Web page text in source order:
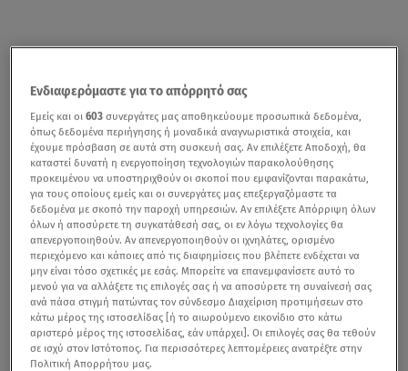
Ενδιαφερόμαστε για το απόρρητό σας
Εμείς και οι603 συνεργάτες μας αποθηκεύουμε προσωπικά δεδομένα,
όπως δεδομένα περιήγησης ή μοναδικά αναγνωριστικά στοιχεία, και
έχουμε πρόσβαση σε αυτά στη συσκευή σας. Αν επιλέξετε Αποδοχή, θα
καταστεί δυνατή η ενεργοποίηση τεχνολογιών παρακολούθησης
προκειμένου να υποστηριχθούν οι σκοποί που εμφανίζονται παρακάτω,
για τους οποίους εμείς και οι συνεργάτες μας επεξεργαζόμαστε τα
δεδομένα με σκοπό την παροχή υπηρεσιών. Αν επιλέξετε Απόρριψη όλων
όλων ή αποσύρετε τη συγκατάθεσή σας, οι εν λόγω τεχνολογίες θα
απενεργοποιηθούν. Αν απενεργοποιηθούν οι ιχνηλάτες, ορισμένο
περιεχόμενο και κάποιες από τις διαφημίσεις που βλέπετε ενδέχεται να
μην είναι τόσο σχετικές με εσάς. Μπορείτε να επανεμφανίσετε αυτό το
μενού για να αλλάξετε τις επιλογές σας ή να αποσύρετε τη συναίνεσή σας
ανά πάσα στιγμή πατώντας τον σύνδεσμο Διαχείριση προτιμήσεων στο
κάτω μέρος της ιστοσελίδας [ή το αιωρούμενο εικονίδιο στο κάτω
αριστερό μέρος της ιστοσελίδας, εάν υπάρχει]. Οι επιλογές σας θα τεθούν
σε ισχύ στον Ιστότοπος. Για περισσότερες λεπτομέρειες ανατρέξτε στην
Πολιτική Απορρήτου μας.